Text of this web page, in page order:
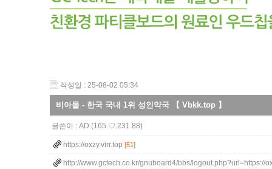
작성일 : 25-08-02 05:34
비아몰 - 한국 국내 1위 성인약국 【 Vbkk.top 】
글쓴이 : AD (165.♡.231.88)
https://oxzy.virr.top [51]
http://www.gctech.co.kr/gnuboard4/bbs/logout.php?url=https://